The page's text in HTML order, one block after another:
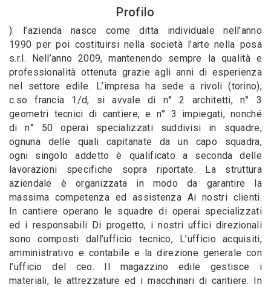
Profilo
): l’azienda nasce come ditta individuale nell’anno
1990 per poi costituirsi nella società l’arte nella posa
s.r.l. Nell’anno 2009, mantenendo sempre la qualità e
professionalità ottenuta grazie agli anni di esperienza
nel settore edile. L’impresa ha sede a rivoli (torino),
c.so francia 1/d, si avvale di n° 2 architetti, n° 3
geometri tecnici di cantiere, e n° 3 impiegati, nonché
di n° 50 operai specializzati suddivisi in squadre,
ognuna delle quali capitanate da un capo squadra,
ogni singolo addetto è qualificato a seconda delle
lavorazioni specifiche sopra riportate. La struttura
aziendale è organizzata in modo da garantire la
massima competenza ed assistenza Ai nostri clienti.
In cantiere operano le squadre di operai specializzati
ed i responsabili Di progetto, i nostri uffici direzionali
sono composti dall’ufficio tecnico, L’ufficio acquisiti,
amministrativo e contabile e la direzione generale con
l’ufficio del ceo. Il magazzino edile gestisce i
materiali, le attrezzature ed i macchinari di cantiere. In